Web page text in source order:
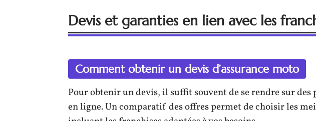
Devis et garanties en lien avec les
Comment obtenir un devis d’assurance moto
Pour obtenir un devis, il suffit souvent de se rendre sur des
en ligne. Un comparatif des offres permet de choisir les